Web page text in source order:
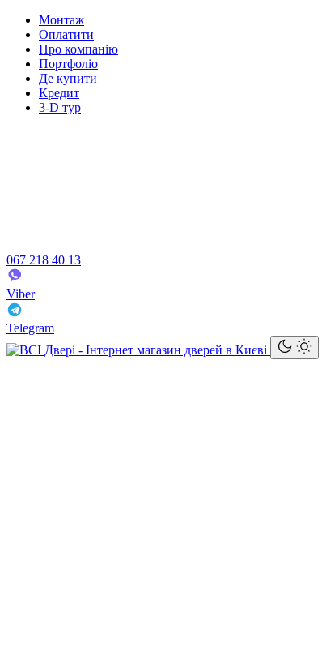
Монтаж
Оплатити
Про компанію
Портфоліо
Де купити
Кредит
3-D тур
067 218 40 13
Viber
Telegram